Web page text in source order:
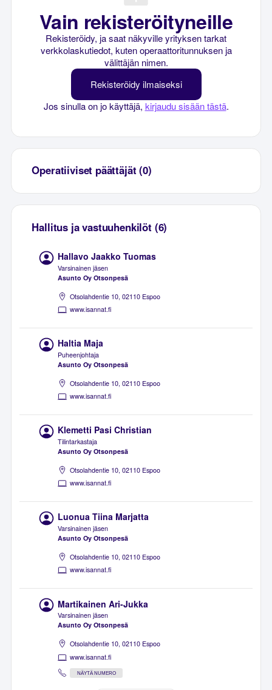
Vain rekisteröityneille
Rekisteröidy, ja saat näkyville yrityksen tarkat
verkkolaskutiedot, kuten operaattoritunnuksen ja
välittäjän nimen.
Rekisteröidy ilmaiseksi
Jos sinulla on jo käyttäjä, kirjaudu sisään tästä.
Operatiiviset päättäjät (0)
Hallitus ja vastuuhenkilöt (6)
Hallavo Jaakko Tuomas
Varsinainen jäsen
Asunto Oy Otsonpesä
Otsolahdentie 10, 02110 Espoo
www.isannat.fi
Haltia Maja
Puheenjohtaja
Asunto Oy Otsonpesä
Otsolahdentie 10, 02110 Espoo
www.isannat.fi
Klemetti Pasi Christian
Tilintarkastaja
Asunto Oy Otsonpesä
Otsolahdentie 10, 02110 Espoo
www.isannat.fi
Luonua Tiina Marjatta
Varsinainen jäsen
Asunto Oy Otsonpesä
Otsolahdentie 10, 02110 Espoo
www.isannat.fi
Martikainen Ari-Jukka
Varsinainen jäsen
Asunto Oy Otsonpesä
Otsolahdentie 10, 02110 Espoo
www.isannat.fi
NÄYTÄ NUMERO